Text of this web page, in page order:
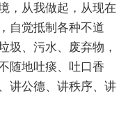
，从我做起，从现在
自觉抵制各种不道
圾、污水、废弃物，
随地吐痰、吐口香
讲公德、讲秩序、讲